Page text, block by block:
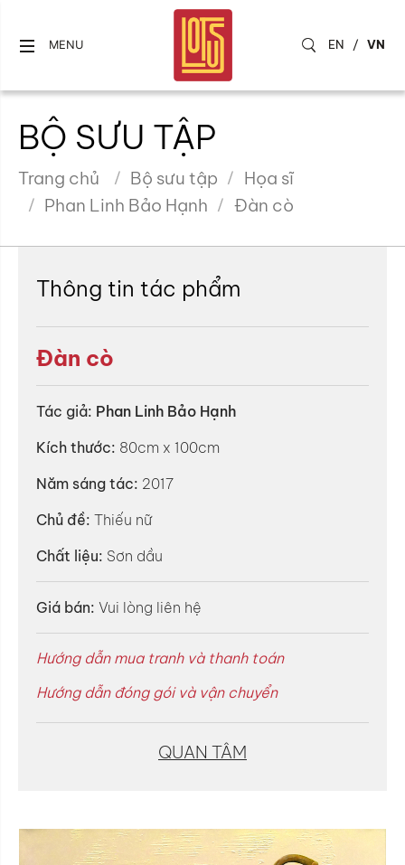
MENU EN / VN
BỘ SƯU TẬP
Trang chủ Bộ sưu tập
Họa sĩ
Phan Linh Bảo Hạnh
Đàn cò
Thông tin tác phẩm
Đàn cò
Tác giả: Phan Linh Bảo Hạnh
Kích thước: 80cm x 100cm
Năm sáng tác: 2017
Chủ đề: Thiếu nữ
Chất liệu: Sơn dầu
Giá bán: Vui lòng liên hệ
Hướng dẫn mua tranh và thanh toán
Hướng dẫn đóng gói và vận chuyển
QUAN TÂM